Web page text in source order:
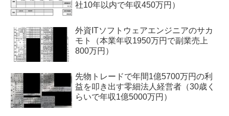
社10年以内で年収450万円）
外資ITソフトウェアエンジニアのサカ
モト（本業年収1950万円で副業売上
800万円）
先物トレードで年間1億5700万円の利
益を叩き出す零細法人経営者（30歳く
らいで年収1億5000万円）